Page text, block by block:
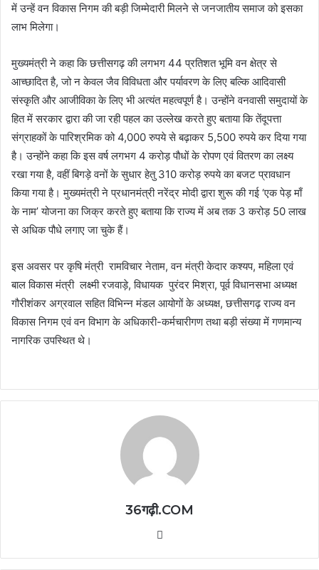
में उन्हें वन विकास निगम की बड़ी जिम्मेदारी मिलने से जनजातीय समाज को इसका
लाभ मिलेगा।
मुख्यमंत्री ने कहा कि छत्तीसगढ़ की लगभग 44 प्रतिशत भूमि वन क्षेत्र से
आच्छादित है, जो न केवल जैव विविधता और पर्यावरण के लिए बल्कि आदिवासी
संस्कृति और आजीविका के लिए भी अत्यंत महत्वपूर्ण है। उन्होंने वनवासी समुदायों के
हित में सरकार द्वारा की जा रही पहल का उल्लेख करते हुए बताया कि तेंदूपत्ता
संग्राहकों के पारिश्रमिक को 4,000 रुपये से बढ़ाकर 5,500 रुपये कर दिया गया
है। उन्होंने कहा कि इस वर्ष लगभग 4 करोड़ पौधों के रोपण एवं वितरण का लक्ष्य
रखा गया है, वहीं बिगड़े वनों के सुधार हेतु 310 करोड़ रुपये का बजट प्रावधान
किया गया है। मुख्यमंत्री ने प्रधानमंत्री नरेंद्र मोदी द्वारा शुरू की गई ‘एक पेड़ माँ
के नाम’ योजना का जिक्र करते हुए बताया कि राज्य में अब तक 3 करोड़ 50 लाख
से अधिक पौधे लगाए जा चुके हैं।
इस अवसर पर कृषि मंत्री रामविचार नेताम, वन मंत्री केदार कश्यप, महिला एवं
बाल विकास मंत्री लक्ष्मी रजवाड़े, विधायक पुरंदर मिश्रा, पूर्व विधानसभा अध्यक्ष
गौरीशंकर अग्रवाल सहित विभिन्न मंडल आयोगों के अध्यक्ष, छत्तीसगढ़ राज्य वन
विकास निगम एवं वन विभाग के अधिकारी-कर्मचारीगण तथा बड़ी संख्या में गणमान्य
नागरिक उपस्थित थे।
36गढ़ी.COM